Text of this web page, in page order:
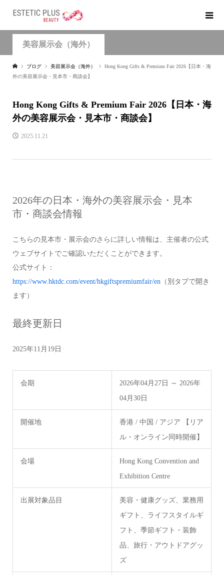
美容展示会（海外）
ブログ 美容展示会（海外）
Hong Kong Gifts & Premium Fair 2026【日本・海
外の美容展示会・見本市・商談会】
Hong Kong Gifts & Premium Fair 2026【日本・海
外の美容展示会・見本市・商談会】
2025.11.21
2026年の日本・海外の美容展示会・見本
市・商談会情報
こちらの見本市・展示会のさらに詳しい情報は、主催者の公式
ウェブサイトでご確認いただくことができます。
公式サイト：
https://www.hktdc.com/event/hkgiftspremiumfair/en（別タブで開き
ます）
最終更新日
2025年11月19日
会期
2026年04月27日 ～ 2026年
04月30日
開催地
香港 / 中国 / アジア 【リア
ル・オンライン同時開催】
会場
Hong Kong Convention and
Exhibition Centre
出展対象品目
美容・健康グッズ、業務用
ギフト、ライフスタイルギ
フト、季節ギフト・装飾
品、旅行・アウトドアグッ
ズ